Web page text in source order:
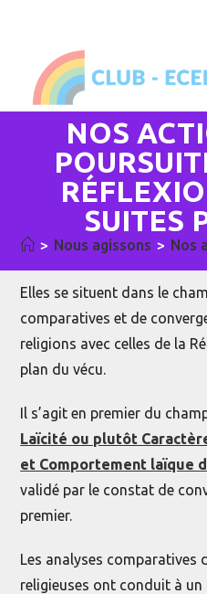
NOS
SUITES
> Nous agissons > Nos
Elles se situent dans le
comparatives et de
religions avec celles de la
plan du vécu.
Il s’agit en premier du
Laïcité ou plutôt
et Comportement laïque
validé par le constat de
premier.
Les analyses comparatives
religieuses ont conduit à